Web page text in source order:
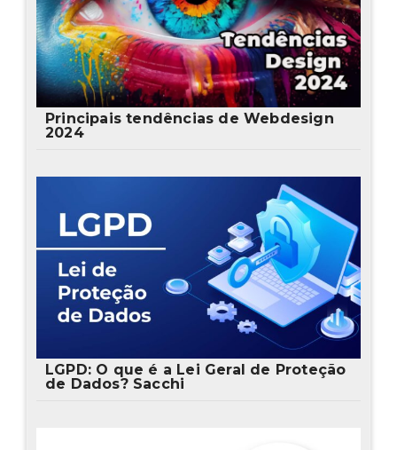
Principais tendências de Webdesign
2024
LGPD: O que é a Lei Geral de Proteção
de Dados? Sacchi